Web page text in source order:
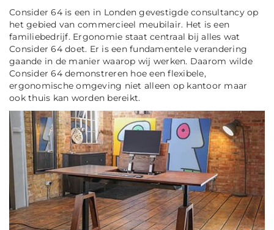
Consider 64 is een in Londen gevestigde consultancy op
het gebied van commercieel meubilair. Het is een
familiebedrijf. Ergonomie staat centraal bij alles wat
Consider 64 doet. Er is een fundamentele verandering
gaande in de manier waarop wij werken. Daarom wilde
Consider 64 demonstreren hoe een flexibele,
ergonomische omgeving niet alleen op kantoor maar
ook thuis kan worden bereikt.